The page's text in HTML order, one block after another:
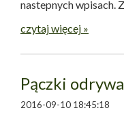
nastepnych wpisach.
czytaj więcej »
Pączki
2016-09-10 18:45:18